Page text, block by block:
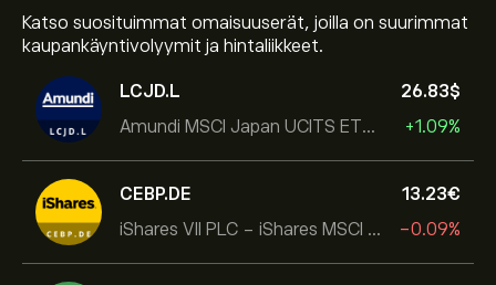
Katso suosituimmat omaisuuserät, joilla on suurimmat
kaupankäyntivolyymit ja hintaliikkeet.
LCJD.L
Amundi MSCI Japan UCITS ETF Acc
26.83‎$‎
+1.09%
CEBP.DE
iShares VII PLC - iShares MSCI EMU USD Hedged UCITS ETF
13.23‎€‎
-0.09%